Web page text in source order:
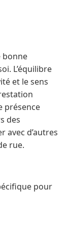
bonne
L’équilibre
et le sens
présence
des
avec d’autres
rue.
pour